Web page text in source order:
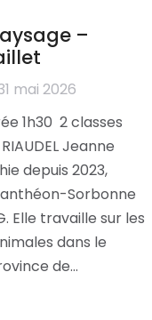
–
mai 2026
1h30 2 classes
Jeanne
depuis 2023,
Sorbonne
Elle travaille sur les
dans le
de…